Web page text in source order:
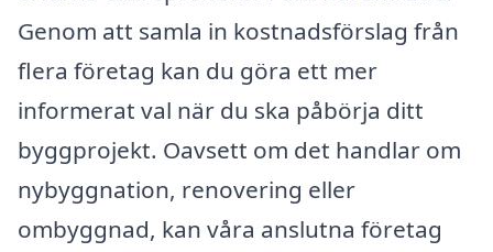
Genom att samla in kostnadsförslag från
flera företag kan du göra ett mer
informerat val när du ska påbörja ditt
byggprojekt. Oavsett om det handlar om
nybyggnation, renovering eller
ombyggnad, kan våra anslutna företag